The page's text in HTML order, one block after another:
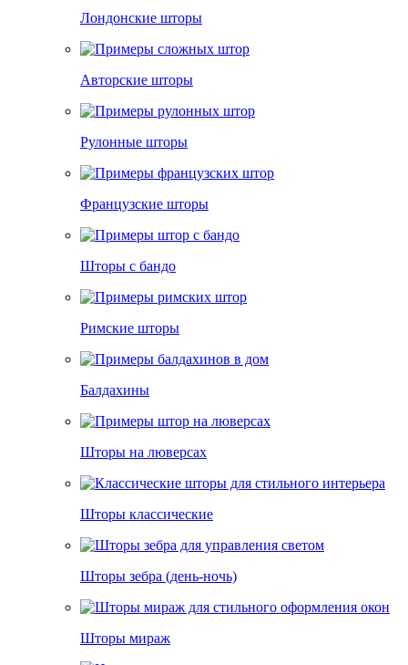
Лондонские шторы
Авторские шторы
Рулонные шторы
Французские шторы
Шторы с бандо
Римские шторы
Балдахины
Шторы на люверсах
Шторы классические
Шторы зебра (день-ночь)
Шторы мираж